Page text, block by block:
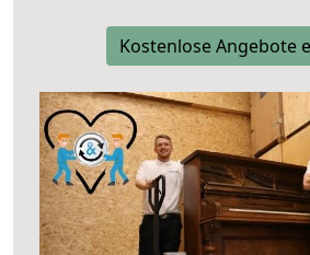
Kostenlose Angebote